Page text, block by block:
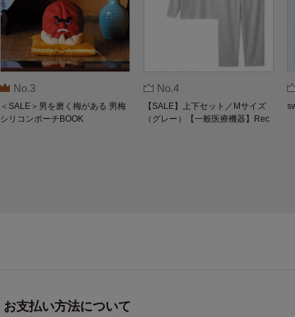
No.3
＜SALE＞男を磨く梅がある 男梅
シリコンポーチBOOK
No.4
【SALE】上下セット／Mサイズ
（グレー）【一般医療機器】Rec
お支払い方法について